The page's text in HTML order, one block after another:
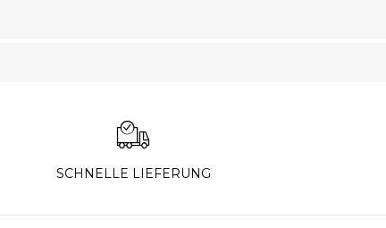
SCHNELLE LIEFERUNG